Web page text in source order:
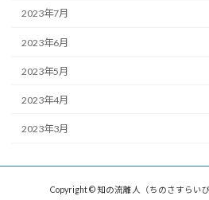
2023年7月
2023年6月
2023年5月
2023年4月
2023年3月
Copyright © 知の流離人（ちのさすらい